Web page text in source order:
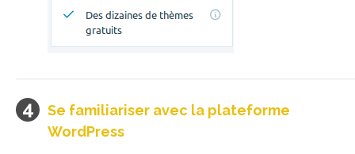
Se familiariser avec la plateforme
WordPress